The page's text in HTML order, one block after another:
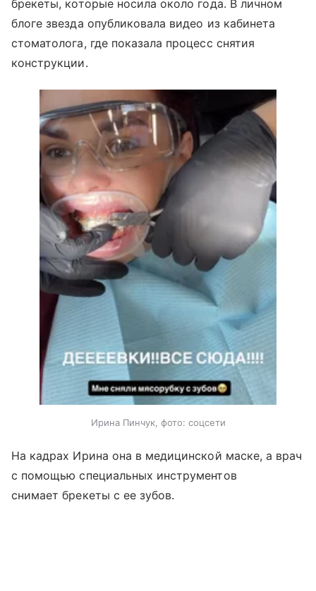
брекеты, которые носила около года. В личном
блоге звезда опубликовала видео из кабинета
стоматолога, где показала процесс снятия
конструкции.
Ирина Пинчук, фото: соцсети
На кадрах Ирина она в медицинской маске, а врач
с помощью специальных инструментов
снимает брекеты с ее зубов.